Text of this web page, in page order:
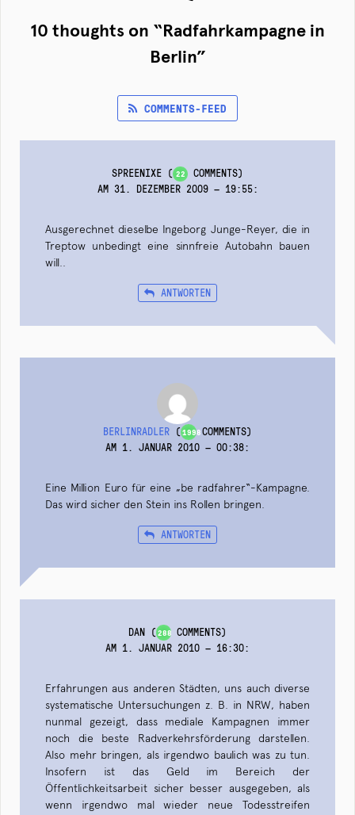
10 thoughts on “Radfahrkampagne in
Berlin”
COMMENTS-FEED
SPREENIXE ( 22
COMMENTS)
AM 31. DEZEMBER 2009 — 19:55:
Ausgerechnet dieselbe Ingeborg Junge-Reyer, die in
Treptow unbedingt eine sinnfreie Autobahn bauen
will..
ANTWORTEN
BERLINRADLER (1998COMMENTS)
AM 1. JANUAR 2010 — 00:38:
Eine Million Euro für eine „be radfahrer“-Kampagne.
Das wird sicher den Stein ins Rollen bringen.
ANTWORTEN
DAN ( 288 COMMENTS)
AM 1. JANUAR 2010 — 16:30:
Erfahrungen aus anderen Städten, uns auch diverse
systematische Untersuchungen z. B. in NRW, haben
nunmal gezeigt, dass mediale Kampagnen immer
noch die beste Radverkehrsförderung darstellen.
Also mehr bringen, als irgendwo baulich was zu tun.
Insofern ist das Geld im Bereich der
Öffentlichkeitsarbeit sicher besser ausgegeben, als
wenn irgendwo mal wieder neue Todesstreifen